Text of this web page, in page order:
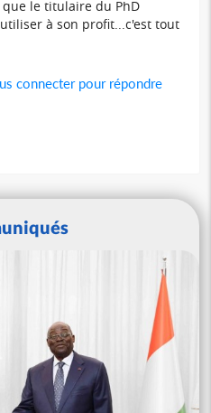
le titulaire du PhD
à son profit...c'est tout
connecter pour répondre